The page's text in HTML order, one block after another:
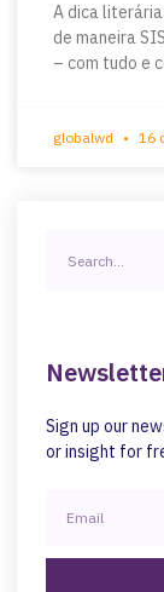
A dica
de maneira
– com tudo e
globalwd 16
Sign up our
or insight for